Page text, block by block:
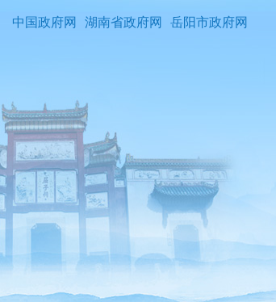
中国政府网 湖南省政府网 岳阳市政府网